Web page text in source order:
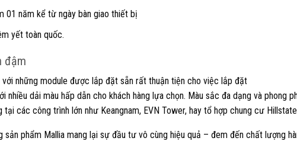
01 năm kể từ ngày bàn giao thiết bị
yết toàn quốc.
đậm
những module được lắp đặt sẵn rất thuận tiện cho việc lắp đặt
dải màu hấp dẫn cho khách hàng lựa chọn. Màu sắc đa dạng và phong
các công trình lớn như Keangnam, EVN Tower, hay tổ hợp chung cư
sản phẩm Mallia mang lại sự đầu tư vô cùng hiệu quả – đem đến chất lượng